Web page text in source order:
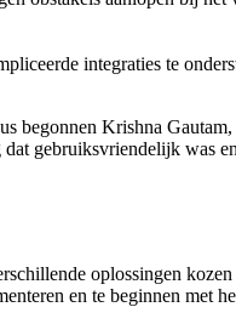
integraties te
Krishna
gebruiksvriendelijk was
oplossingen
en te beginnen met